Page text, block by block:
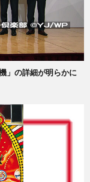
」の詳細が明らかに